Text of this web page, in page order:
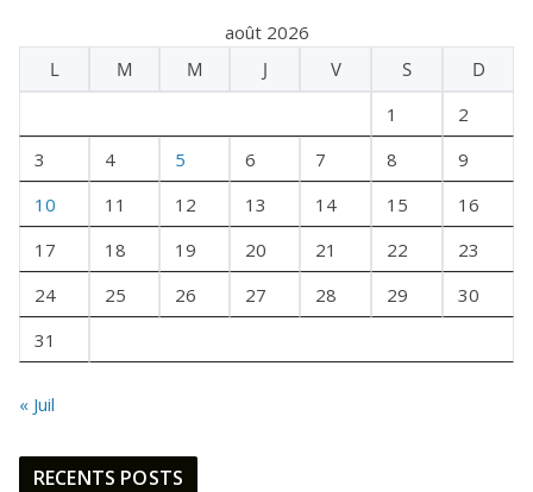
I
U
F
S
août 2026
L
M M J V S
D
1
2
3
4 5 6 7 8
9
10
11 12 13 14 15
16
17
18 19 20 21 22
23
24
25 26 27 28 29
30
31
« Juil
RECENTS POSTS